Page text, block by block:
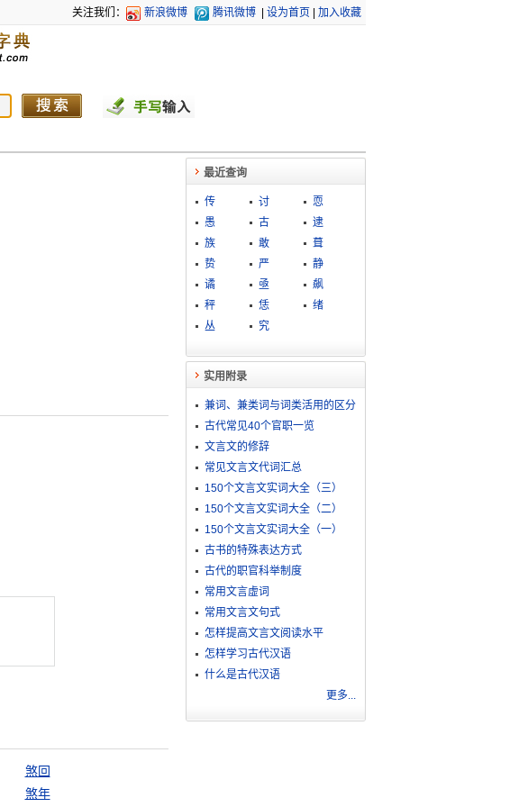
关注我们： 新浪微博 腾讯微博 设为首页 加入收藏
煞回
煞年
最近查询
传 讨
恧
愚
古
逮
族
敢
葺
贽
严
静
谲
亟
飙
秤
恁
绪
丛
究
实用附录
兼词、兼类词与词类活用的区分
古代常见40个官职一览
文言文的修辞
常见文言文代词汇总
150个文言文实词大全（三）
150个文言文实词大全（二）
150个文言文实词大全（一）
古书的特殊表达方式
古代的职官科举制度
常用文言虚词
常用文言文句式
怎样提高文言文阅读水平
怎样学习古代汉语
什么是古代汉语
更多...